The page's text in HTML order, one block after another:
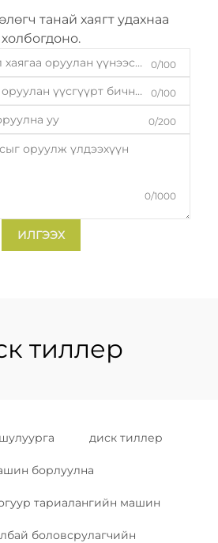
танай хаягт удахнаа
холбогдоно.
0/100
0/100
0/200
0/1000
ИЛГЭЭХ
тиллер
диск тиллер
борлуулна
тариалангийн машин
боловсрулагчийн